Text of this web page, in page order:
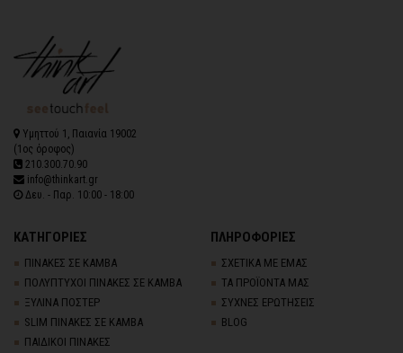
Υμηττού 1, Παιανία 19002
(1ος όροφος)
210.300.70.90
info@thinkart.gr
Δευ. - Παρ. 10:00 - 18:00
ΚΑΤΗΓΟΡΙΕΣ
ΠΙΝΑΚΕΣ ΣΕ ΚΑΜΒΑ
ΠΟΛΥΠΤΥΧΟΙ ΠΙΝΑΚΕΣ ΣΕ ΚΑΜΒΑ
ΞΥΛΙΝΑ ΠΟΣΤΕΡ
SLIM ΠΙΝΑΚΕΣ ΣΕ ΚΑΜΒΑ
ΠΑΙΔΙΚΟΙ ΠΙΝΑΚΕΣ
ΠΛΗΡΟΦΟΡΙΕΣ
ΣΧΕΤΙΚΑ ΜΕ ΕΜΑΣ
ΤΑ ΠΡΟΪΟΝΤΑ ΜΑΣ
ΣΥΧΝΕΣ ΕΡΩΤΗΣΕΙΣ
BLOG